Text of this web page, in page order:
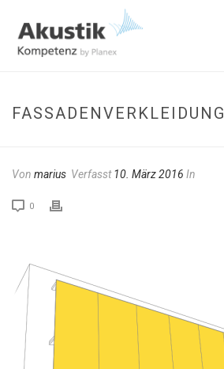
FASSADENVERKLEIDUNG
Von marius Verfasst10. März 2016 In
0